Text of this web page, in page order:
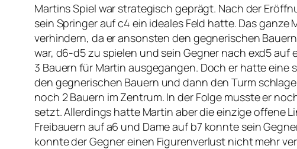
Martins Spiel war strategisch geprägt. Nach der
sein Springer auf c4 ein ideales Feld hatte. Das
verhindern, da er ansonsten den gegnerischen
war, d6-d5 zu spielen und sein Gegner nach exd5
3 Bauern für Martin ausgegangen. Doch er hatte
den gegnerischen Bauern und dann den Turm
noch 2 Bauern im Zentrum. In der Folge musste er
setzt. Allerdings hatte Martin aber die einzige offene
Freibauern auf a6 und Dame auf b7 konnte sein
konnte der Gegner einen Figurenverlust nicht mehr